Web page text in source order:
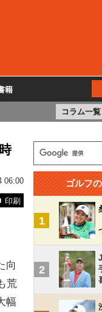
籍
コラム一覧
06:00
印刷
向
荒
幅
ゴルフ
1
2